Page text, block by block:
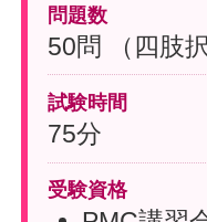
問題数
50問 （四肢択
試験時間
75分
受験資格